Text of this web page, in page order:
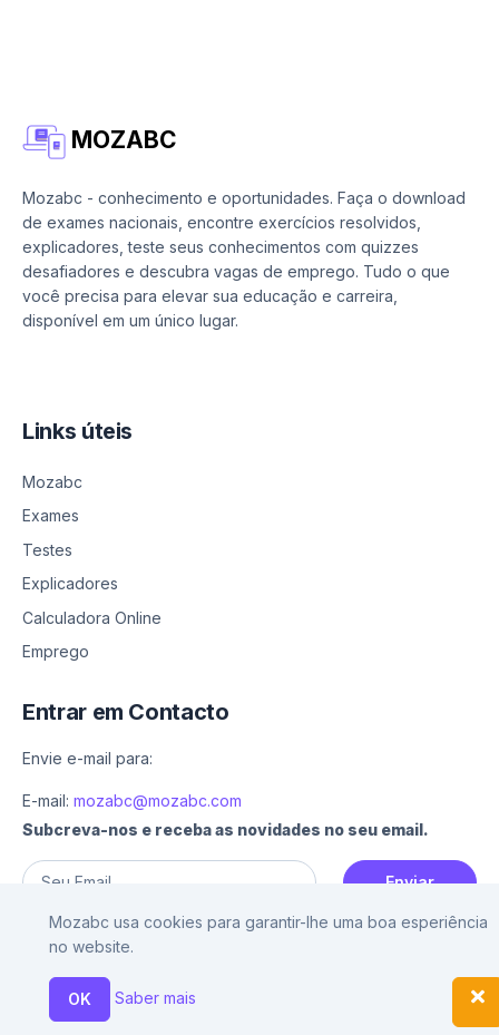
MOZABC
Mozabc - conhecimento e oportunidades. Faça o download
de exames nacionais, encontre exercícios resolvidos,
explicadores, teste seus conhecimentos com quizzes
desafiadores e descubra vagas de emprego. Tudo o que
você precisa para elevar sua educação e carreira,
disponível em um único lugar.
Links úteis
Mozabc
Exames
Testes
Explicadores
Calculadora Online
Emprego
Entrar em Contacto
Envie e-mail para:
E-mail: mozabc@mozabc.com
Subcreva-nos e receba as novidades no seu email.
Enviar
2026Mozabc
Ajuda
Sobre nós
Mozabc usa cookies para garantir-lhe uma boa esperiência
no website.
OK Saber mais